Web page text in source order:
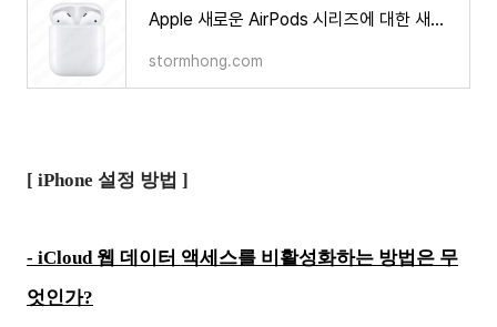
Apple 새로운 AirPods 시리즈에 대한 새로운 정보가 나타났으며, 그 내용은 무엇인가?
stormhong.com
[ iPhone 설정 방법 ]
- iCloud 웹 데이터 액세스를 비활성화하는 방법은 무
엇인가?